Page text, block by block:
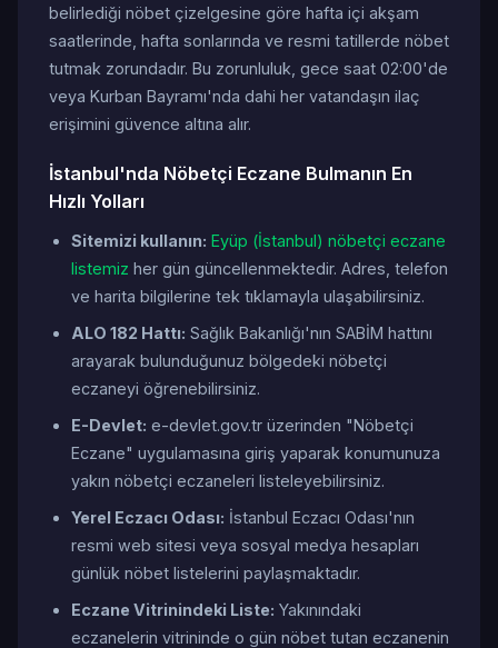
belirlediği nöbet çizelgesine göre hafta içi akşam
saatlerinde, hafta sonlarında ve resmi tatillerde nöbet
tutmak zorundadır. Bu zorunluluk, gece saat 02:00'de
veya Kurban Bayramı'nda dahi her vatandaşın ilaç
erişimini güvence altına alır.
İstanbul'nda Nöbetçi Eczane Bulmanın En
Hızlı Yolları
Sitemizi kullanın: Eyüp (İstanbul) nöbetçi eczane
listemiz her gün güncellenmektedir. Adres, telefon
ve harita bilgilerine tek tıklamayla ulaşabilirsiniz.
ALO 182 Hattı: Sağlık Bakanlığı'nın SABİM hattını
arayarak bulunduğunuz bölgedeki nöbetçi
eczaneyi öğrenebilirsiniz.
E-Devlet: e-devlet.gov.tr üzerinden "Nöbetçi
Eczane" uygulamasına giriş yaparak konumunuza
yakın nöbetçi eczaneleri listeleyebilirsiniz.
Yerel Eczacı Odası: İstanbul Eczacı Odası'nın
resmi web sitesi veya sosyal medya hesapları
günlük nöbet listelerini paylaşmaktadır.
Eczane Vitrinindeki Liste: Yakınındaki
eczanelerin vitrininde o gün nöbet tutan eczanenin